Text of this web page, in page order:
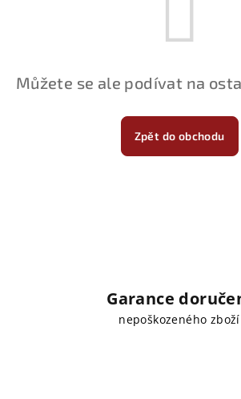
Můžete se ale podívat na
Zpět do obchodu
Garance
nepoškozeného zboží